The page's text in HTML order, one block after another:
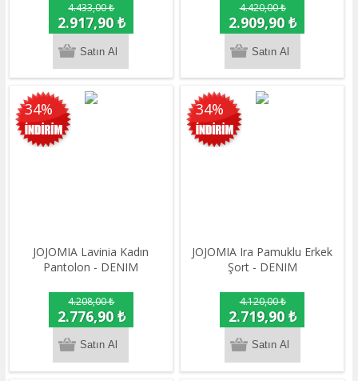
4.433,00 ₺
2.917,90 ₺
4.420,00 ₺
2.909,90 ₺
34%
JOJOMIA Lavinia Kadın
Pantolon - DENIM
4.208,00 ₺
2.776,90 ₺
34%
JOJOMIA Ira Pamuklu Erkek
Şort - DENIM
4.120,00 ₺
2.719,90 ₺